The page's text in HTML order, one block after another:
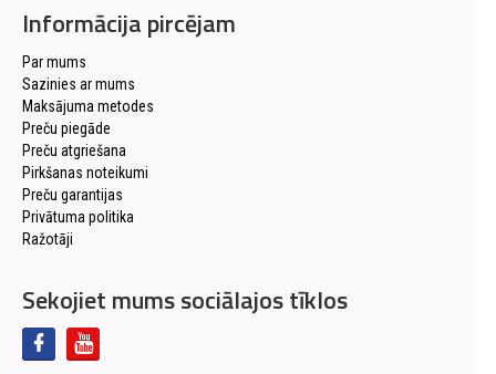
Informācija pircējam
Par mums
Sazinies ar mums
Maksājuma metodes
Preču piegāde
Preču atgriešana
Pirkšanas noteikumi
Preču garantijas
Privātuma politika
Ražotāji
Sekojiet mums sociālajos tīklos